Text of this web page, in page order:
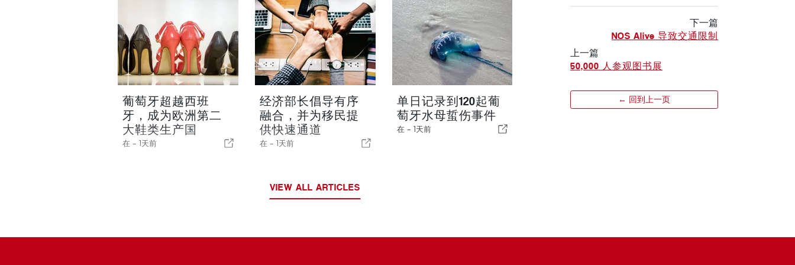
葡萄牙超越西班
牙，成为欧洲第二
大鞋类生产国
在 -1天前
经济部长倡导有序
融合，并为移民提
供快速通道
在 -1天前
单日记录到120起葡
萄牙水母蜇伤事件
在 - 1天前
VIEW ALL ARTICLES
下一篇
NOS Alive 导致交通限制
上一篇
50,000 人参观图书展
← 回到上一页